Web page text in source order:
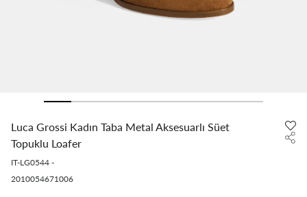
Luca Grossi Kadın Taba Metal Aksesuarlı Süet
Topuklu Loafer
IT-LG0544 -
2010054671006